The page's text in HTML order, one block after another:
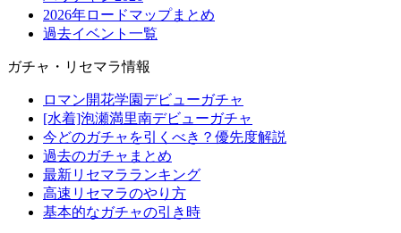
2026年ロードマップまとめ
過去イベント一覧
ガチャ・リセマラ情報
ロマン開花学園デビューガチャ
[水着]泡瀬満里南デビューガチャ
今どのガチャを引くべき？優先度解説
過去のガチャまとめ
最新リセマラランキング
高速リセマラのやり方
基本的なガチャの引き時